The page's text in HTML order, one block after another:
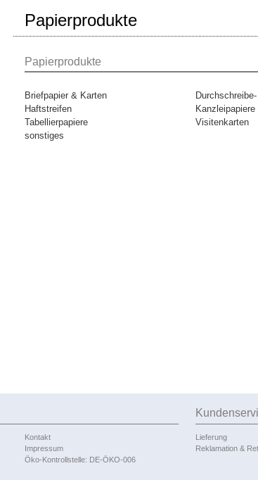
Papierprodukte
Papierprodukte
Briefpapier & Karten
Haftstreifen
Kanzleipapiere
Tabellierpapiere
Visitenkarten
sonstiges
Kontakt
Impressum
Öko-Kontrollstelle: DE-ÖKO-006
Lieferung
Reklamation &